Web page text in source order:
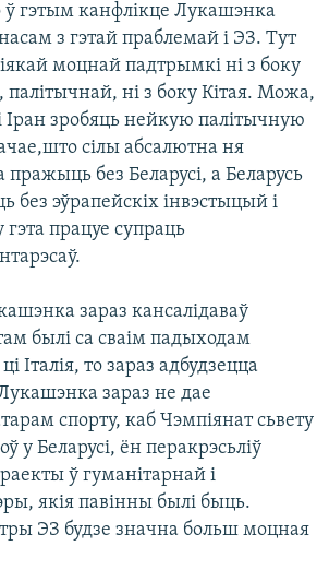
гэтым канфлікце Лукашэнка
з гэтай праблемай і ЭЗ. Тут
моцнай падтрымкі ні з боку
палітычнай, ні з боку Кітая. Можа,
Іран зробяць нейкую палітычную
сілы абсалютна ня
без Беларусі, а Беларусь
эўрапейскіх інвэстыцый і
гэта працуе супраць
зараз кансалідаваў
былі са сваім падыходам
Італія, то зараз адбудзецца
зараз не дае
спорту, каб Чэмпіянат сьвету
у Беларусі, ён перакрэсьліў
ў гуманітарнай і
якія павінны былі быць.
ЭЗ будзе значна больш моцная